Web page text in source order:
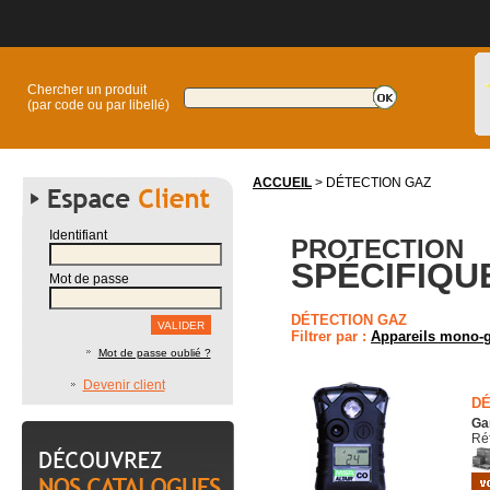
Chercher un produit
(par code ou par libellé)
Identifiant
Mot de passe
Mot de passe oublié ?
Devenir client
ACCUEIL > DÉTECTION GAZ
PROTECTION
DÉTECTION GAZ
Filtrer par : Appareils mono-